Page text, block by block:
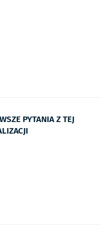
PYTANIA Z TEJ